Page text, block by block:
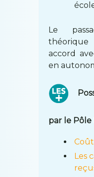
Le
accord
en
par le Pôle
Les